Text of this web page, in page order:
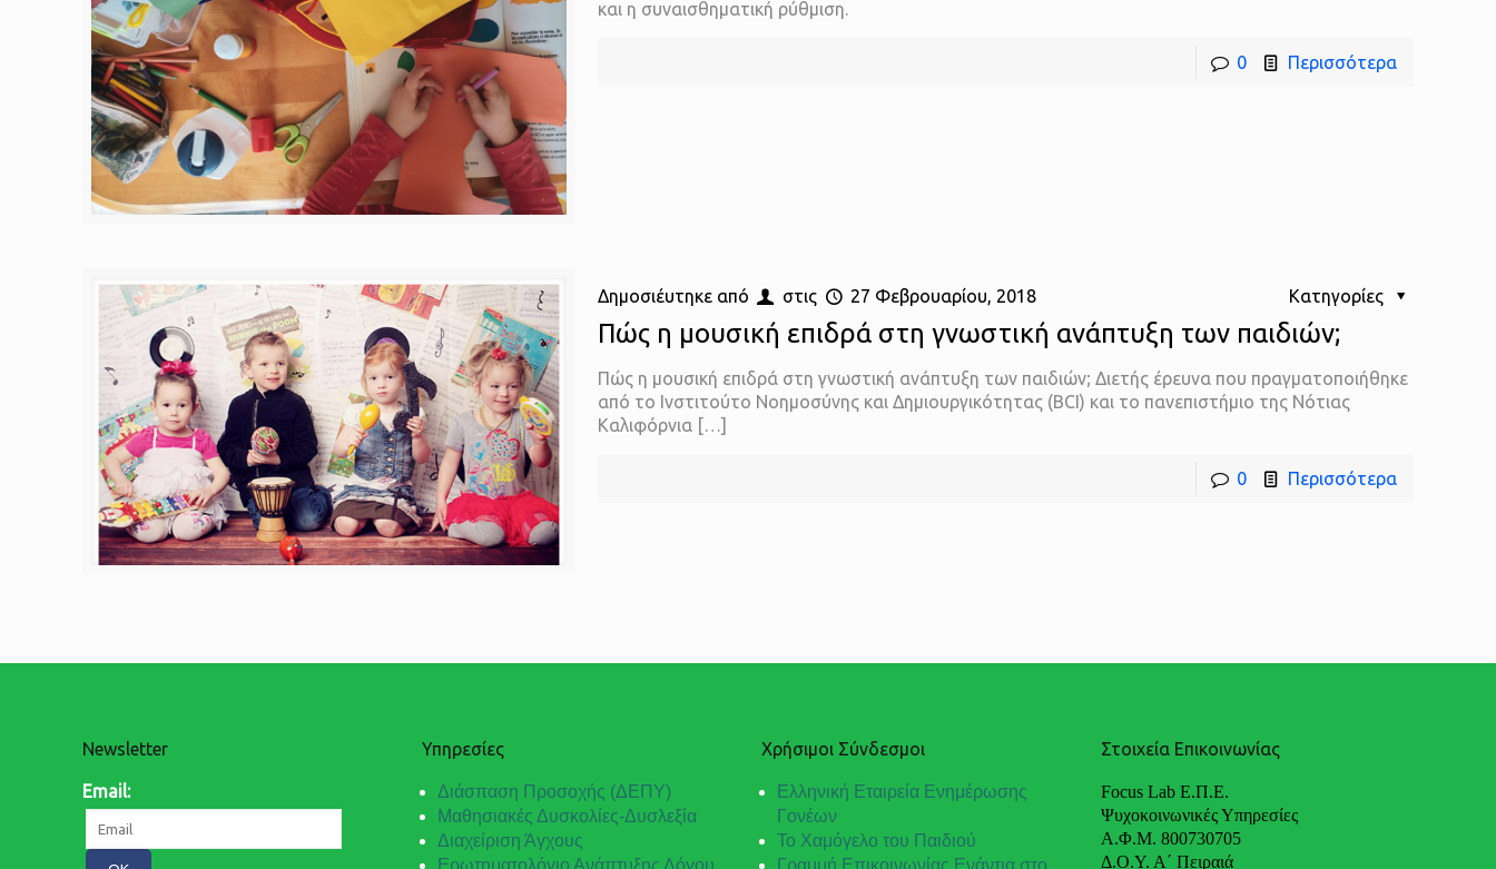
και η συναισθηματική ρύθμιση.
0 Περισσότερα
Δημοσιέυτηκε από στις 27 Φεβρουαρίου, 2018 Κατηγορίες
Πώς η μουσική επιδρά στη γνωστική ανάπτυξη των παιδιών;
Πώς η μουσική επιδρά στη γνωστική ανάπτυξη των παιδιών; Διετής έρευνα που πραγματοποιήθηκε
από το Ινστιτούτο Νοημοσύνης και Δημιουργικότητας (BCI) και το πανεπιστήμιο της Νότιας
Καλιφόρνια[…]
0 Περισσότερα
Newsletter
Email:
Υπηρεσίες
Διάσπαση Προσοχής (ΔΕΠΥ)
Μαθησιακές Δυσκολίες-Δυσλεξία
Διαχείριση Άγχους
Ερωτηματολόγιο Ανάπτυξης Λόγου
Χρήσιμοι Σύνδεσμοι
Ελληνική Εταιρεία Ενημέρωσης
Γονέων
Το Χαμόγελο του Παιδιού
Γραμμή Επικοινωνίας Ενάντια στο
Στοιχεία Επικοινωνίας
Focus Lab Ε.Π.Ε.
Ψυχοκοινωνικές Υπηρεσίες
Α.Φ.Μ. 800730705
Δ.Ο.Υ. Α΄ Πειραιά